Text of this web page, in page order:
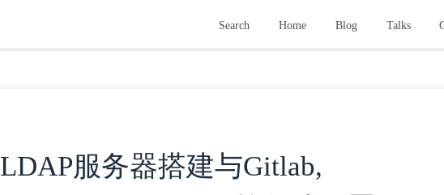
Search Home Blog Talks
服务器搭建与Gitlab,